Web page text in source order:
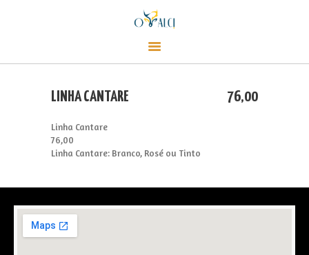
Alci Café
Café, empório e champanharia
SOBRE
LINHA CANTARE 76,00
Linha Cantare
76,00
Linha Cantare: Branco, Rosé ou Tinto